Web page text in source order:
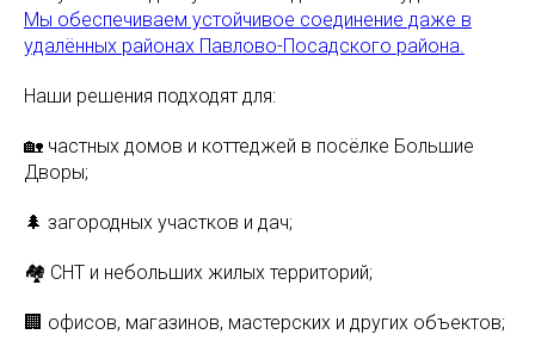
Мы обеспечиваем устойчивое соединение даже в
удалённых районах Павлово-Посадского района.
Наши решения подходят для:
🏡 частных домов и коттеджей в посёлке Большие
Дворы;
🌲 загородных участков и дач;
🏘 СНТ и небольших жилых территорий;
🏢 офисов, магазинов, мастерских и других объектов;